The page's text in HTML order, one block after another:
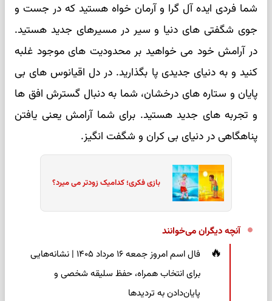
شما فردی ایده‌ آل‌ گرا و آرمان‌ خواه هستید که در جست‌ و
جوی شگفتی‌ های دنیا و سیر در مسیرهای جدید هستید.
در آرامش خود می‌ خواهید بر محدودیت‌ های موجود غلبه
کنید و به دنیای جدیدی پا بگذارید. در دل اقیانوس‌ های بی‌
پایان و ستاره‌ های درخشان، شما به دنبال گسترش افق‌ ها
و تجربه‌ های جدید هستید. برای شما آرامش یعنی یافتن
پناهگاهی در دنیای بی‌ کران و شگفت‌ انگیز.
بازی فکری؛ کدامیک زودتر می میرد؟
آنچه دیگران می‌خوانند
فال اسم امروز جمعه ۱۶ مرداد ۱۴۰۵ | نشانه‌هایی
برای انتخاب همراه، حفظ سلیقه شخصی و
پایان‌دادن به تردیدها